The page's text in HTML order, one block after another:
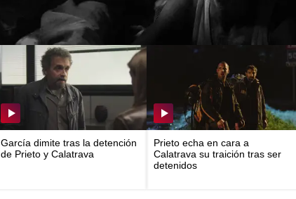
García dimite tras la detención
de Prieto y Calatrava
Prieto echa en cara a
Calatrava su traición tras ser
detenidos